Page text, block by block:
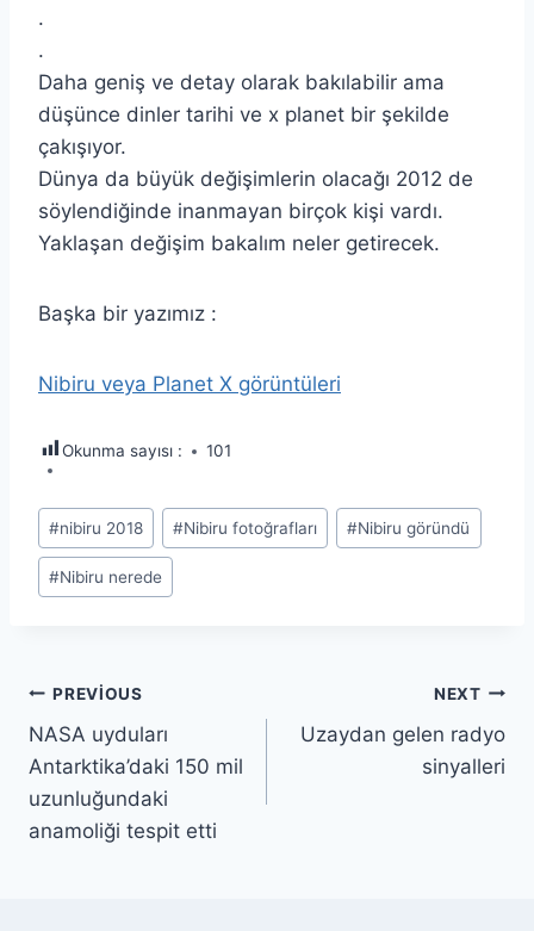
.
.
Daha geniş ve detay olarak bakılabilir ama
düşünce dinler tarihi ve x planet bir şekilde
çakışıyor.
Dünya da büyük değişimlerin olacağı 2012 de
söylendiğinde inanmayan birçok kişi vardı.
Yaklaşan değişim bakalım neler getirecek.
Başka bir yazımız :
Nibiru veya Planet X görüntüleri
Okunma sayısı : 101
Post
Tags:
#nibiru 2018 #Nibiru fotoğrafları #Nibiru göründü
#Nibiru nerede
Yazı
gezinmesi
PREVIOUS
NASA uyduları
Antarktika’daki 150 mil
uzunluğundaki
anamoliği tespit etti
NEXT
Uzaydan gelen radyo
sinyalleri